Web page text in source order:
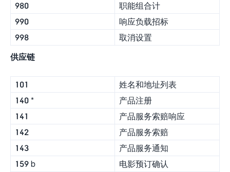
980
职能组合计
990
响应负载招标
998
取消设置
供应链
101
姓名和地址列表
140 *
产品注册
141
产品服务索赔响应
142
产品服务索赔
143
产品服务通知
159 b
电影预订确认